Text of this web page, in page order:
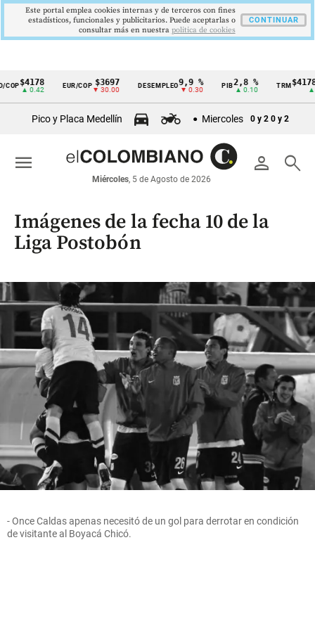
Cintillo
económicos
Colombia
EUR/COP $3697
▼ 30.00
DESEMPLEO9,9 %
▼ 0.30
PIB 2,8 %
▲ 0.10
TRM $4178,23
▲ 0.42
Pico y Placa Medellín Miercoles 0 y 2 0 y 2
person search
Miércoles, 5 de Agosto de 2026
menu
Imágenes de la fecha 10 de la
Liga Postobón
- Once Caldas apenas necesitó de un gol para derrotar en condición
de visitante al Boyacá Chicó.
Este portal emplea cookies internas y de terceros con fines
estadísticos, funcionales y publicitarios. Puede aceptarlas o
consultar más en nuestra politica de cookies
CONTINUAR